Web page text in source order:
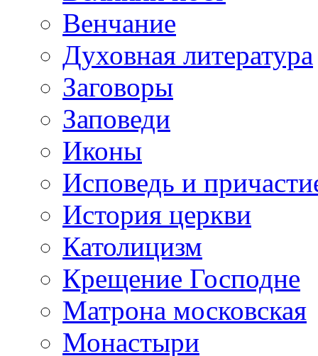
Венчание
Духовная литература
Заговоры
Заповеди
Иконы
Исповедь и
История церкви
Католицизм
Крещение Господне
Матрона московская
Монастыри